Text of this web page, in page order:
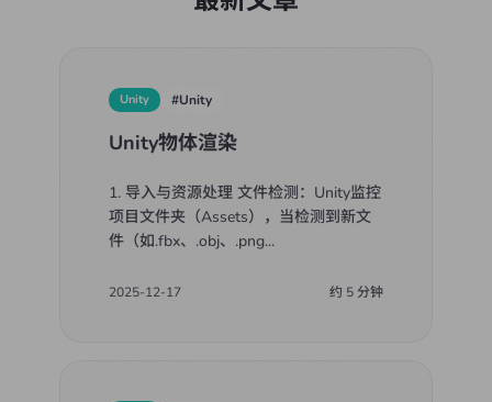
Unity #Unity
Unity物体渲染
1. 导入与资源处理 文件检测：Unity监控
项目文件夹（Assets），当检测到新文
件（如.fbx、.obj、.png...
2025-12-17 约 5分钟